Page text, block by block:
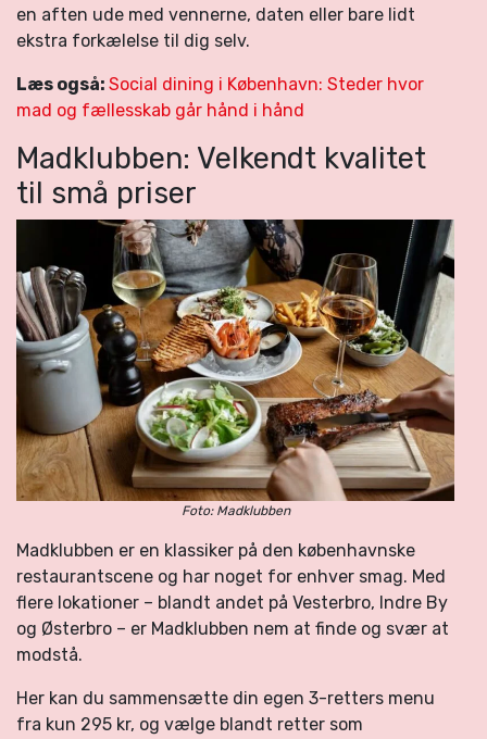
en aften ude med vennerne, daten eller bare lidt
ekstra forkælelse til dig selv.
Læs også: Social dining i København: Steder hvor
mad og fællesskab går hånd i hånd
Madklubben: Velkendt kvalitet
til små priser
Foto: Madklubben
Madklubben er en klassiker på den københavnske
restaurantscene og har noget for enhver smag. Med
flere lokationer – blandt andet på Vesterbro, Indre By
og Østerbro – er Madklubben nem at finde og svær at
modstå.
Her kan du sammensætte din egen 3-retters menu
fra kun 295 kr, og vælge blandt retter som